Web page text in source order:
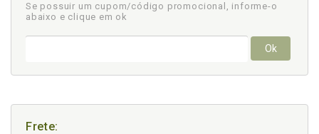
Se possuir um cupom/código promocional, informe-o
abaixo e clique em ok
Ok
Frete: